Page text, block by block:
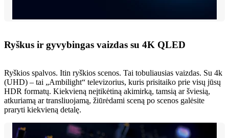
Ryškus ir gyvybingas vaizdas su 4K QLED
Ryškios spalvos. Itin ryškios scenos. Tai tobuliausias vaizdas. Su 4k
(UHD) – tai „Ambilight“ televizorius, kuris prisitaiko prie visų jūsų
HDR formatų. Kiekvieną neįtikėtiną akimirką, tamsią ar šviesią,
atkuriamą ar transliuojamą, žiūrėdami sceną po scenos galėsite
praryti kiekvieną detalę.